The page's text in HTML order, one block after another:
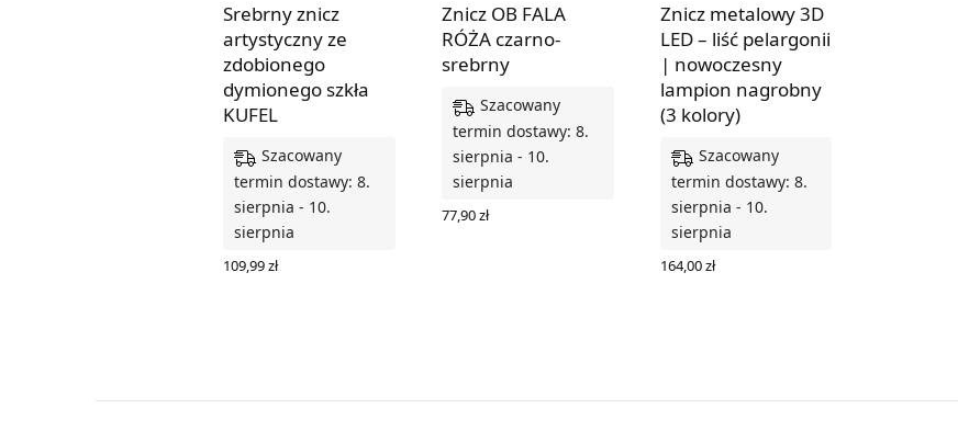
Srebrny znicz
artystyczny ze
zdobionego
dymionego szkła
KUFEL
Szacowany
termin dostawy: 8.
sierpnia - 10.
sierpnia
109,99zł
Znicz OB FALA
RÓŻA czarno-
srebrny
Szacowany
termin dostawy: 8.
sierpnia - 10.
sierpnia
77,90zł
Znicz metalowy 3D
LED – liść pelargonii
| nowoczesny
lampion nagrobny
(3 kolory)
Szacowany
termin dostawy: 8.
sierpnia - 10.
sierpnia
164,00zł